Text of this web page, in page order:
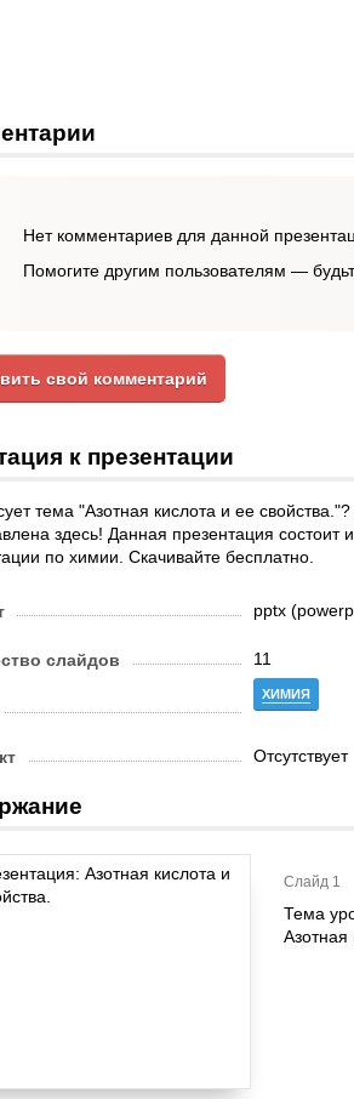
Нет комментариев для данной
Помогите другим пользователям —
свой комментарий
к презентации
тема "Азотная кислота и ее
здесь! Данная презентация состоит
по химии. Скачивайте бесплатно.
pptx
слайдов 11
ХИМИЯ
Отсутствует
Слайд 1
Тема
Азотная